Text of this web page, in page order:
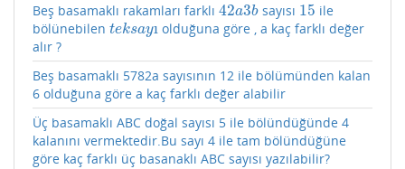
Beş basamaklı rakamları farklı 42a3b
42a3bsayısı 15
15 ile
bölünebilen teksayı
teksayı
olduğuna göre , a kaç farklı değer
alır ?
Beş basamaklı 5782a sayısının 12 ile bölümünden kalan
6 olduğuna göre a kaç farklı değer alabilir
Üç basamaklı ABC doğal sayısı 5 ile bölündüğünde 4
kalanını vermektedir.Bu sayı 4 ile tam bölündüğüne
göre kaç farklı üç basanaklı ABC sayısı yazılabilir?